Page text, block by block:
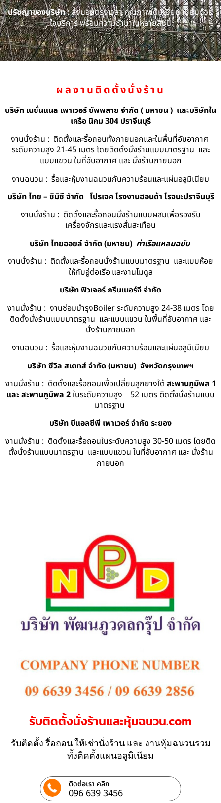
ปรัชญาของบริษัท :ส่งมอบตรงเวลา คุณภาพเต็มเยี่ยม เปี่ยมด้วย
ใจบริการ พร้อมความชำนาญหลายสิบปี
ผลงานติดตั้งนั่งร้าน
บริษัท เนชั่นแนล เพาเวอร์ ซัพพลาย จำกัด ( มหาชน ) และบริษัทใน
เครือ นิคม 304 ปราจีนบุรี
งานนั่งร้าน : ติดตั้งและรื้อถอนทั้งภายนอกและในพื้นที่อับอากาศ
ระดับความสูง 21-45 เมตร โดยติดตั้งนั่งร้านแบบมาตรฐาน และ
แบบแขวน ในที่อับอากาศ และ นั่งร้านภายนอก
งานฉนวน : รื้อและหุ้มงานฉนวนกันความร้อนและแผ่นอลูมิเนียม
บริษัท ไทย – ชิมิซึ จำกัด โปรเจค โรงงานฮอนด้า โรจนะปราจีนบุรี
งานนั่งร้าน : ติดตั้งและรื้อถอนนั่งร้านแบบผสมเพื่อรองรับ
เครื่องจักรและแรงสั่นสะเทือน
บริษัท ไทยออยล์ จํากัด (มหาชน) ท่าเรือแหลมฉบับ
งานนั่งร้าน : ติดตั้งและรื้อถอนนั่งร้านแบบมาตรฐาน และแบบห้อย
ให้กับอู่ต่อเรือ และงานโมดูล
บริษัท ฟิวเจอร์ กรีนเนอร์จี จำกัด
งานนั่งร้าน : งานซ่อมบำรุงBoiler ระดับความสูง 24-38 เมตร โดย
ติดตั้งนั่งร้านแบบมาตรฐาน และแบบแขวน ในพื้นที่อับอากาศ และ
นั่งร้านภายนอก
งานฉนวน : รื้อและหุ้มงานฉนวนกันความร้อนและแผ่นอลูมิเนียม
บริษัท ซีวิล สเตทส์ จำกัด (มหาชน) จังหวัดกรุงเทพฯ
งานนั่งร้าน : ติดตั้งและรื้อถอนเพื่อเปลี่ยนลูกยางใต้ สะพานภูมิพล 1
และ สะพานภูมิพล 2ในระดับความสูง 52 เมตร ติดตั้งนั่งร้านแบบ
มาตรฐาน
บริษัท บีแอลซีพี เพาเวอร์ จำกัด ระยอง
งานนั่งร้าน : ติดตั้งและรื้อถอนในระดับความสูง 30-50 เมตร โดยติด
ตั้งนั่งร้านแบบมาตรฐาน และแบบแขวน ในที่อับอากาศ และ นั่งร้าน
ภายนอก
รับติดตั้งนั่งร้านและหุ้มฉนวน.com
รับติดตั้ง รื้อถอน ให้เช่านั่งร้าน และ งานหุ้มฉนวนรวม
ทั้งติดตั้งแผ่นอลูมิเนียม
ติดต่อเรา คลิก
096 639 3456